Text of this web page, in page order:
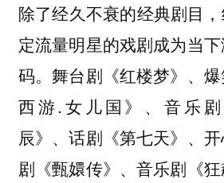
除了经久不衰的经典剧目
定流量明星的戏剧成为当
码。舞台剧《红楼梦》、
西游.女儿国》、音乐
辰》、话剧《第七天》、
剧《甄嬛传》、音乐剧《